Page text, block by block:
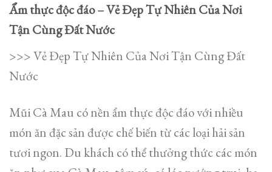
Ẩm thực độc đáo – Vẻ Đẹp Tự Nhiên Của Nơi
Tận Cùng Đất Nước
>>> Vẻ Đẹp Tự Nhiên Của Nơi Tận Cùng Đất
Nước
Mũi Cà Mau có nền ẩm thực độc đáo với nhiều
món ăn đặc sản được chế biến từ các loại hải sản
tươi ngon. Du khách có thể thưởng thức các món